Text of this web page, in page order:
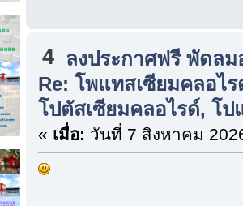
4 ลงประกาศฟรี พัดล
Re: โพแทสเซียมคลอไ
โปตัสเซียมคลอไรด์, โป
« เมื่อ: วันที่ 7 สิงหาคม